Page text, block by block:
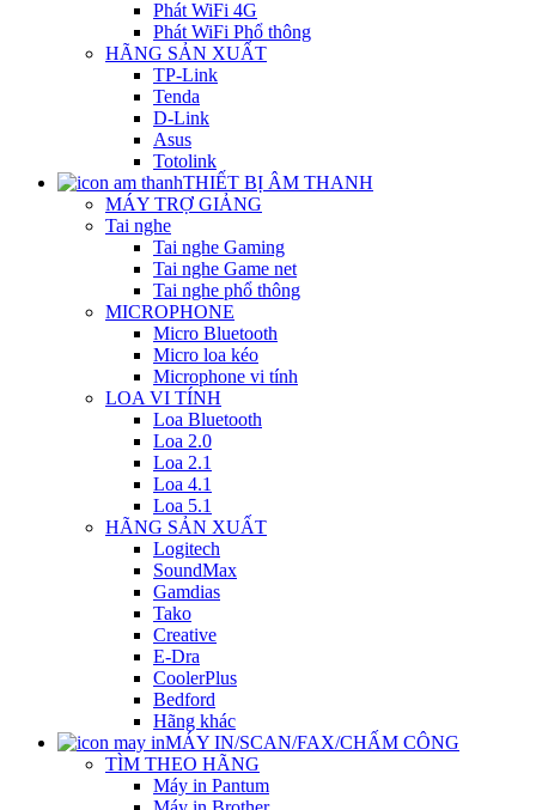
Phát WiFi 4G
Phát WiFi Phổ thông
HÃNG SẢN XUẤT
TP-Link
Tenda
D-Link
Asus
Totolink
THIẾT BỊ ÂM THANH
MÁY TRỢ GIẢNG
Tai nghe
Tai nghe Gaming
Tai nghe Game net
Tai nghe phổ thông
MICROPHONE
Micro Bluetooth
Micro loa kéo
Microphone vi tính
LOA VI TÍNH
Loa Bluetooth
Loa 2.0
Loa 2.1
Loa 4.1
Loa 5.1
HÃNG SẢN XUẤT
Logitech
SoundMax
Gamdias
Tako
Creative
E-Dra
CoolerPlus
Bedford
Hãng khác
MÁY IN/SCAN/FAX/CHẤM CÔNG
TÌM THEO HÃNG
Máy in Pantum